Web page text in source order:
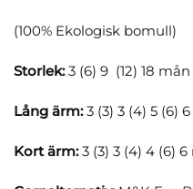
(100% Ekologisk bomull)
Storlek:3 (6) 9 (12) 18
Lång ärm:3 (3) 3 (4) 5 (6) 6
Kort ärm:3 (3) 3 (4) 4 (6) 6